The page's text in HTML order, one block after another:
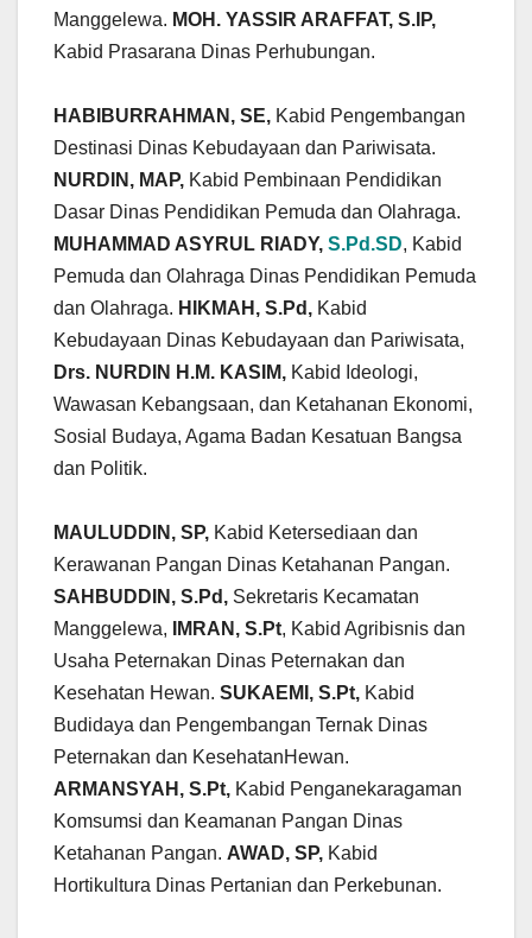
Manggelewa. MOH. YASSIR ARAFFAT, S.IP,
Kabid Prasarana Dinas Perhubungan.
HABIBURRAHMAN, SE, Kabid Pengembangan
Destinasi Dinas Kebudayaan dan Pariwisata.
NURDIN, MAP, Kabid Pembinaan Pendidikan
Dasar Dinas Pendidikan Pemuda dan Olahraga.
MUHAMMAD ASYRUL RIADY, S.Pd.SD, Kabid
Pemuda dan Olahraga Dinas Pendidikan Pemuda
dan Olahraga. HIKMAH, S.Pd, Kabid
Kebudayaan Dinas Kebudayaan dan Pariwisata,
Drs. NURDIN H.M. KASIM, Kabid Ideologi,
Wawasan Kebangsaan, dan Ketahanan Ekonomi,
Sosial Budaya, Agama Badan Kesatuan Bangsa
dan Politik.
MAULUDDIN, SP, Kabid Ketersediaan dan
Kerawanan Pangan Dinas Ketahanan Pangan.
SAHBUDDIN, S.Pd, Sekretaris Kecamatan
Manggelewa,
IMRAN, S.Pt, Kabid Agribisnis dan
Usaha Peternakan Dinas Peternakan dan
Kesehatan Hewan. SUKAEMI, S.Pt, Kabid
Budidaya dan Pengembangan Ternak Dinas
Peternakan dan KesehatanHewan.
ARMANSYAH, S.Pt, Kabid Penganekaragaman
Komsumsi dan Keamanan Pangan Dinas
Ketahanan Pangan. AWAD, SP, Kabid
Hortikultura Dinas Pertanian dan Perkebunan.